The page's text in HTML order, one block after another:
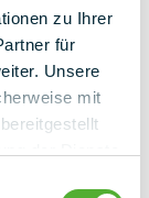
zu Ihrer
für
Unsere
mit